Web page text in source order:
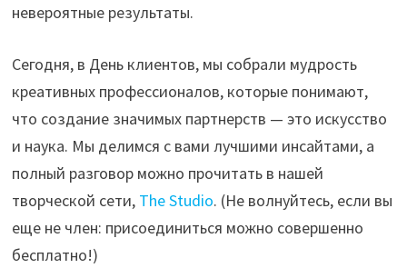
невероятные результаты.
Сегодня, в День клиентов, мы собрали мудрость
креативных профессионалов, которые понимают,
что создание значимых партнерств — это искусство
и наука. Мы делимся с вами лучшими инсайтами, а
полный разговор можно прочитать в нашей
творческой сети, The Studio. (Не волнуйтесь, если вы
еще не член: присоединиться можно совершенно
бесплатно!)